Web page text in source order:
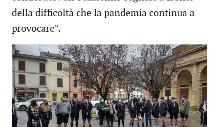
della difficoltà che la pandemia continua a
provocare”.